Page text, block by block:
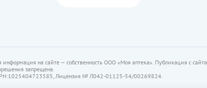
информация на сайте — собственность ООО «Моя аптека». Публикация с
запрещена.
Лицензия № Л042-01125-54/00269824.